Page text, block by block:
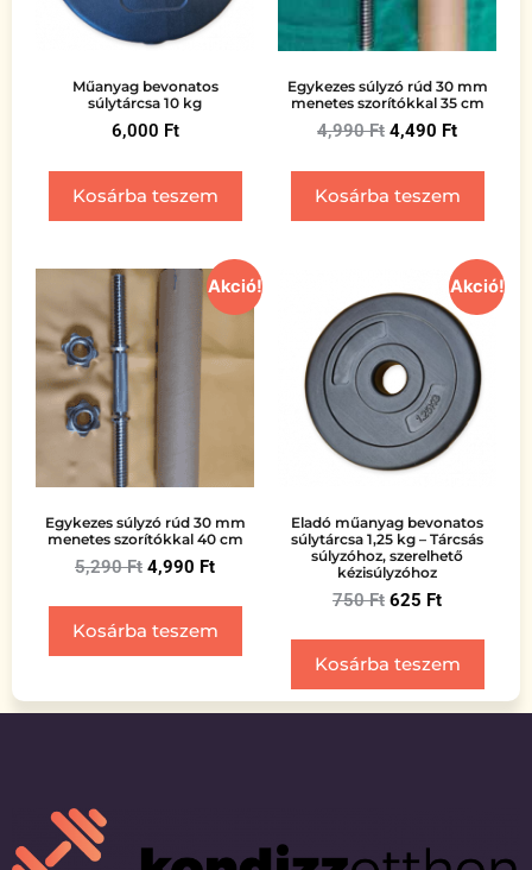
Műanyag bevonatos
súlytárcsa 10 kg
6,000 Ft
Kosárba teszem
Egykezes súlyzó rúd 30 mm
menetes szorítókkal 35 cm
4,990Ft 4,490 Ft
Kosárba teszem
Akció!
Egykezes súlyzó rúd 30 mm
menetes szorítókkal 40 cm
5,290Ft 4,990 Ft
Kosárba teszem
Akció!
Eladó műanyag bevonatos
súlytárcsa 1,25 kg – Tárcsás
súlyzóhoz, szerelhető
kézisúlyzóhoz
750Ft 625 Ft
Kosárba teszem